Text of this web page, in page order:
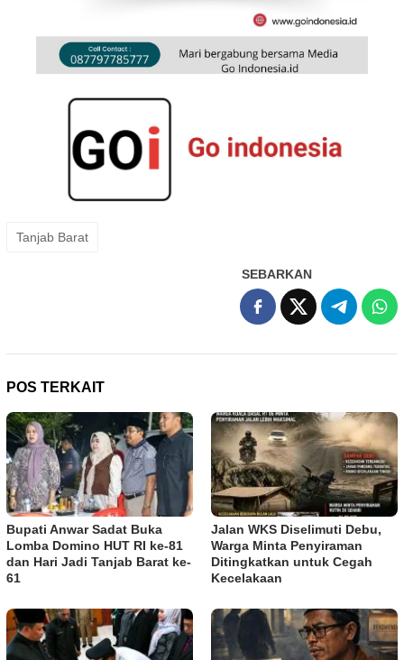
Tanjab Barat
SEBARKAN
POS TERKAIT
Bupati Anwar Sadat Buka
Lomba Domino HUT RI ke-81
dan Hari Jadi Tanjab Barat ke-
61
Jalan WKS Diselimuti Debu,
Warga Minta Penyiraman
Ditingkatkan untuk Cegah
Kecelakaan